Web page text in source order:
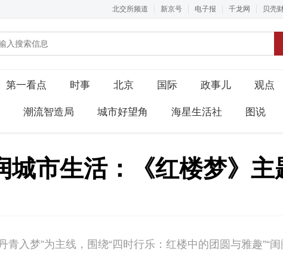
北交所频道 新京号 电子报 千龙网 贝壳
第一看点 时事 北京 国际 政事儿 观点
潮流智造局 城市好望角 海星生活社 图说
城市生活：《红楼梦》
青入梦”为主线，围绕“四时行乐：红楼中的团圆与雅趣”“闺